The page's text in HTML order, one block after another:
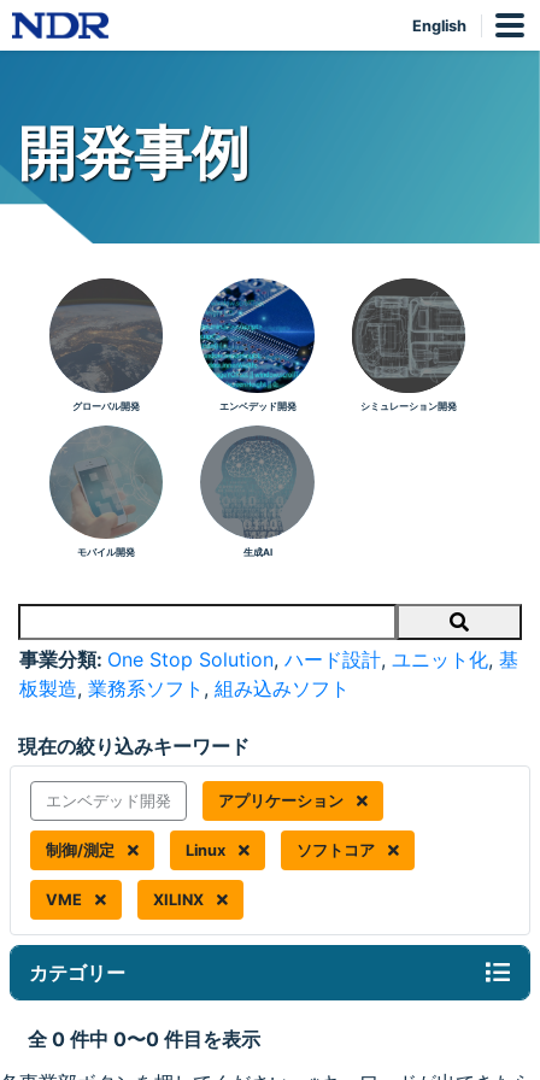
English
開発事例
グローバル開発 エンベデッド開発 シミュレーション開発
モバイル開発 生成AI
Search
事業分類: One Stop Solution, ハード設計, ユニット化, 基
板製造, 業務系ソフト , 組み込みソフト
現在の絞り込みキーワード
エンベデッド開発 アプリケーション
制御/測定 Linux ソフトコア
VME XILINX
カテゴリー
全 0 件中 0〜0 件目を表示